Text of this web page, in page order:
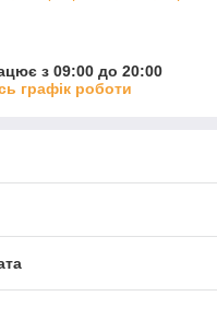
з 09:00 до 20:00
графік роботи